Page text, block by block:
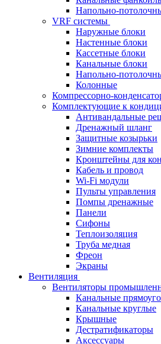
Напольно-
VRF системы
Наружные блоки
Настенные блоки
Кассетные блоки
Канальные блоки
Напольно-
Колонные
Компрессорно-
Комплектующие к
Антивандальные
Дренажный шланг
Защитные козырьки
Зимние комплекты
Кронштейны для
Кабель и провод
Wi-Fi модули
Пульты управления
Помпы дренажные
Панели
Сифоны
Теплоизоляция
Труба медная
Фреон
Экраны
Вентиляция
Вентиляторы
Канальные
Канальные круглые
Крышные
Дестратификаторы
Аксессуары